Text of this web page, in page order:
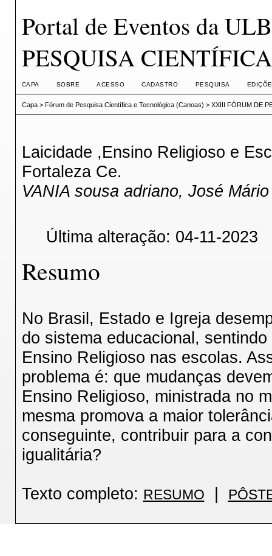
Portal de Eventos da
PESQUISA
CAPA SOBRE ACESSO CADASTRO PESQUISA
Capa> Fórum de Pesquisa Científica e Tecnológica (Canoas) > XXIII FÓRUM DE
Laicidade ,Ensino Religioso e
Fortaleza Ce.
VANIA sousa adriano, José
Última alteração: 04-11-2023
Resumo
No Brasil, Estado e Igreja
do sistema educacional,
Ensino Religioso nas escolas.
problema é: que mudanças
Ensino Religioso, ministrada no
mesma promova a maior
conseguinte, contribuir para a
igualitária?
Texto completo: RESUMO |